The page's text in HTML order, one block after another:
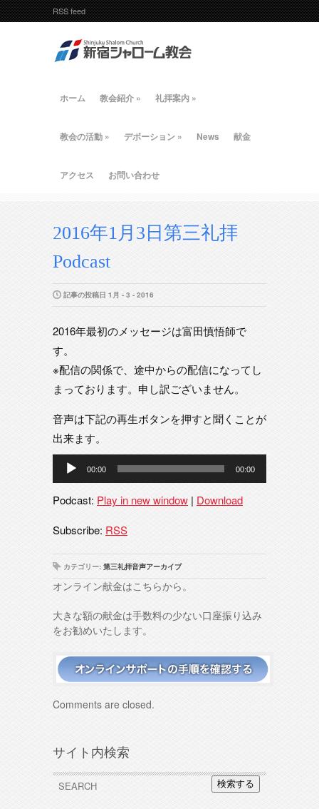
RSS feed
ホーム 教会紹介 » 礼拝案内 »
教会の活動 » デボーション » News 献金
アクセス お問い合わせ
2016年1月3日第三礼拝
Podcast
記事の投稿日 1月 - 3 - 2016
2016年最初のメッセージは富田慎悟師で
す。
※配信の関係で、途中からの配信になってし
まっております。申し訳ございません。
音声は下記の再生ボタンを押すと聞くことが
出来ます。
レ
ー
ー
00:00 00:00
Podcast: Play in new window | Download
Subscribe: RSS
カテゴリー: 第三礼拝音声アーカイブ
オンライン献金はこちらから。
大きな額の献金は手数料の少ない口座振り込み
をお勧めいたします。
Comments are closed.
サイト内検索
検索する